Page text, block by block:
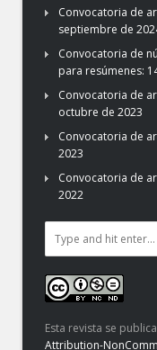
Convocatoria de
septiembre de
Convocatoria de
para resúmenes:
Convocatoria de
octubre de 2023
Convocatoria de
2023
Convocatoria de
2022
Esta revista se
Attribution-